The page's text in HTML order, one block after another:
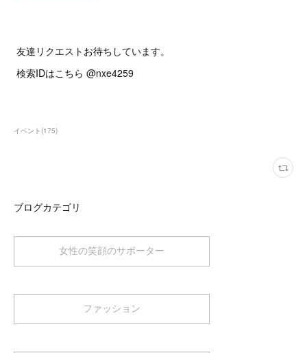
友達リクエストお待ちしています。
検索IDはこちら @nxe4259
イベント(175)
ブログカテゴリ
女性の笑顔のサポーター
ファッション